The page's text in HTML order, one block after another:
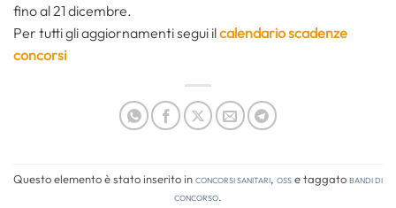
fino al 21 dicembre.
Per tutti gli aggiornamenti segui ilcalendario scadenze
concorsi
Questo elemento è stato inserito inConcorsi Sanitari, OSSe taggatobandi di
concorso.